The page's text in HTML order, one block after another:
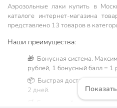
Аэрозольные лаки купить в
каталоге интернет-магазина
представлено 13 товаров в
Наши преимущества:
🎁 Бонусная система.
рублей, 1 бонусный балл = 1
📦 Быстрая доставка.
2 дней.
🛒 Бесплатный самовывоз